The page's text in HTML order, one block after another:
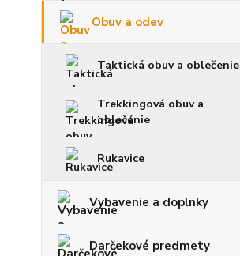
Obuv a odev
Taktická obuv a oblečenie
Trekkingová obuv a
oblečenie
Rukavice
Vybavenie a doplnky
Darčekové predmety